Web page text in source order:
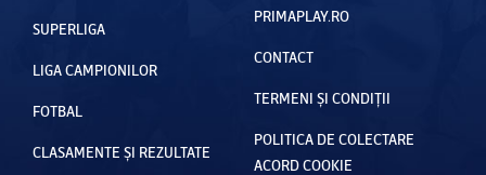
SUPERLIGA
LIGA CAMPIONILOR
FOTBAL
CLASAMENTE ȘI REZULTATE
PRIMAPLAY.RO
CONTACT
TERMENI ȘI CONDIȚII
POLITICA DE COLECTARE
ACORD COOKIE